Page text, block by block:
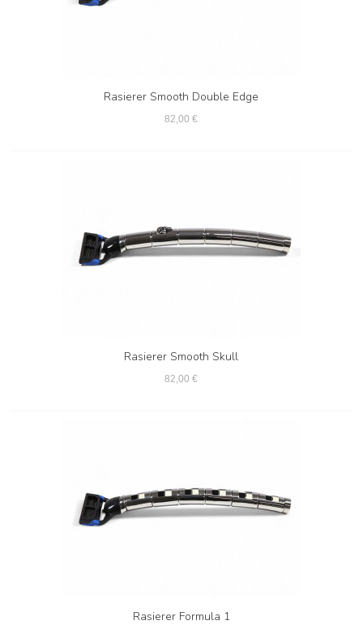
Rasierer Smooth Double Edge
82,00 €
Rasierer Smooth Skull
82,00 €
Rasierer Formula 1